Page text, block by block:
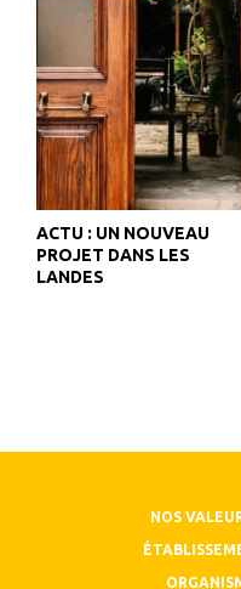
ACTU : UN NOUVEAU
PROJET DANS LES
LANDES
NOS